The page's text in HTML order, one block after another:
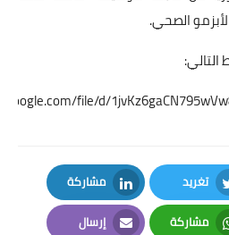
الصحي.
التالي:
file/d/
تغريد
Twitter
مشاركة
LinkedIn
مشاركة إرسال